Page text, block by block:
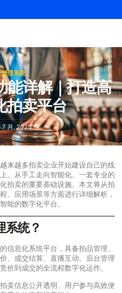
理系统
能详解｜打造高
拍卖平台
7 月, 2025
来越多拍卖企业开始建设自己的线
、从手工走向智能化。一套专业的
拍卖的重要基础设施。本文将从拍
、应用场景等方面进行详细解析，
能的数字化平台。
系统？
信息化系统平台，具备拍品管理、
、成交结算、直播互动、后台管理
价到成交的全流程数字化运作。
卖信息公开透明、用户参与高效便